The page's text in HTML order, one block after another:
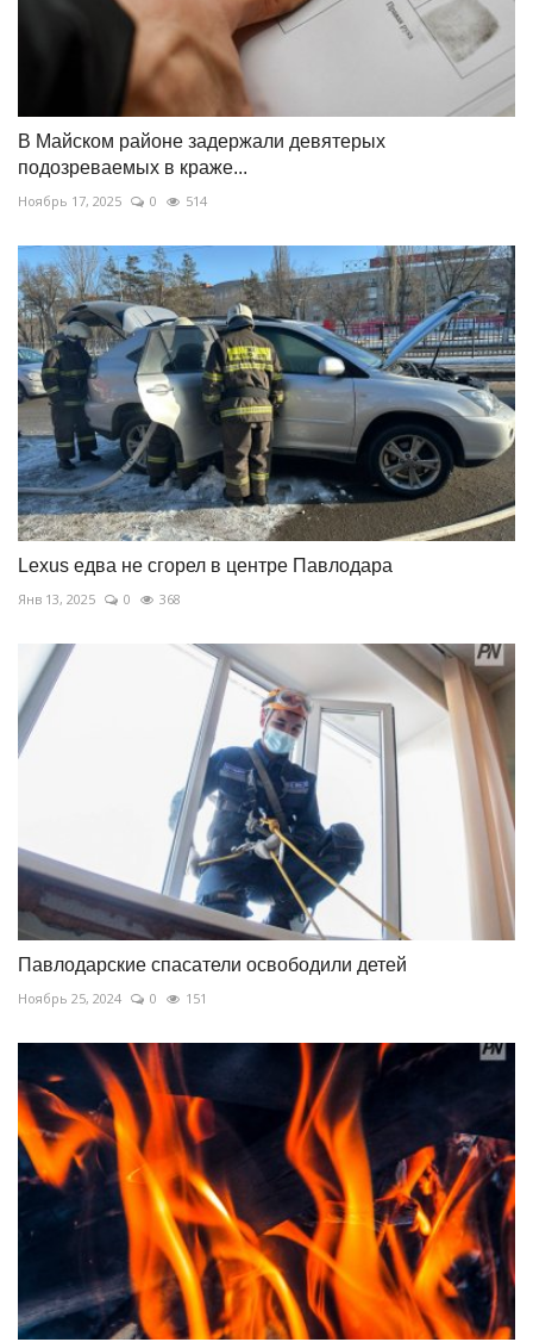
В Майском районе задержали девятерых
подозреваемых в краже...
Ноябрь 17, 2025 0 514
Lexus едва не сгорел в центре Павлодара
Янв 13, 2025 0 368
Павлодарские спасатели освободили детей
Ноябрь 25, 2024 0 151